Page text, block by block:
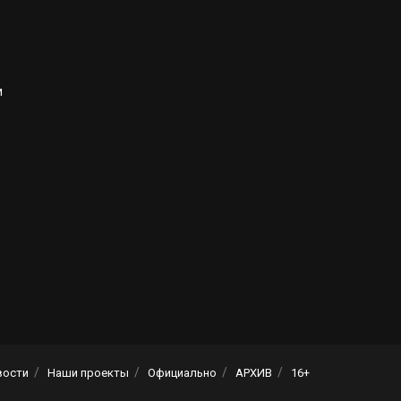
Наши проекты Официально АРХИВ 16+